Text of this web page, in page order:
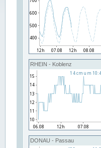
RHEIN - Koblenz
DONAU - Passau